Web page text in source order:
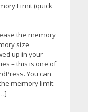
Limit (quick
the memory
size
up in your
– this is one of
You can
memory limit